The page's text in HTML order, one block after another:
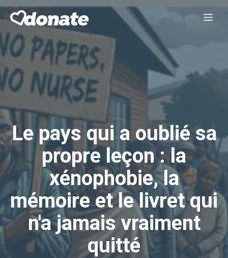
Aller
au
contenu
Le pays qui a oublié sa
propre leçon : la
xénophobie, la
mémoire et le livret qui
n'a jamais vraiment
quitté